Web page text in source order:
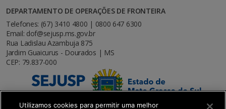
DEPARTAMENTO DE OPERAÇÕES DE FRONTEIRA
Telefones: (67) 3410 4800 | 0800 647 6300
Email: dof@sejusp.ms.gov.br
Rua Ladislau Azambuja 875
Jardim Guaicurus - Dourados | MS
CEP: 79.837-000
Utilizamos cookies para permitir uma melhor